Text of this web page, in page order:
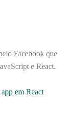
Facebook que
e React.
em React